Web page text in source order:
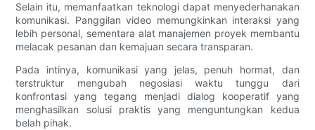
Selain itu, memanfaatkan teknologi dapat menyederhanakan
komunikasi. Panggilan video memungkinkan interaksi yang
lebih personal, sementara alat manajemen proyek membantu
melacak pesanan dan kemajuan secara transparan.
Pada intinya, komunikasi yang jelas, penuh hormat, dan
terstruktur mengubah negosiasi waktu tunggu dari
konfrontasi yang tegang menjadi dialog kooperatif yang
menghasilkan solusi praktis yang menguntungkan kedua
belah pihak.